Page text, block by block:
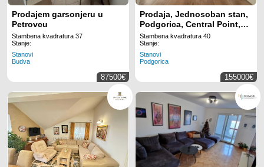
Prodajem garsonjeru u
Petrovcu
Stambena kvadratura 37
Stanje:
Stanovi
Budva
87500€
Prodaja, Jednosoban stan,
Podgorica, Central Point,
40m2
Stambena kvadratura 40
Stanje:
Stanovi
Podgorica
155000€